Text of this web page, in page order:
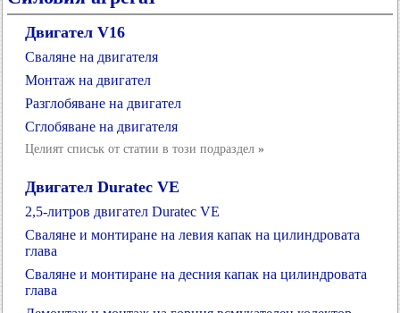
Двигател V16
Сваляне на двигателя
Монтаж на двигател
Разглобяване на двигател
Сглобяване на двигателя
Целият списък от статии в този подраздел »
Двигател Duratec VE
2,5-литров двигател Duratec VE
Сваляне и монтиране на левия капак на цилиндровата
глава
Сваляне и монтиране на десния капак на цилиндровата
глава